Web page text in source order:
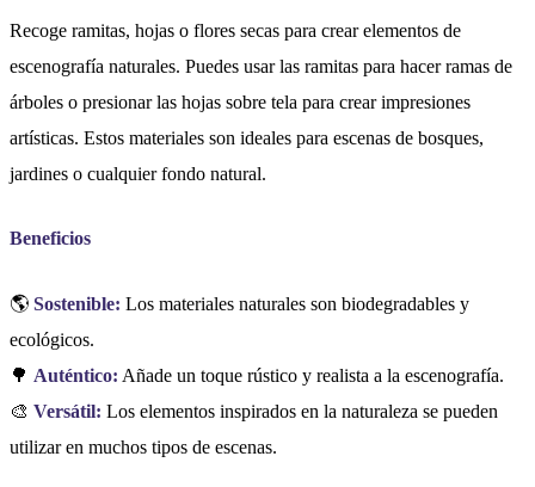
Recoge ramitas, hojas o flores secas para crear elementos de
escenografía naturales. Puedes usar las ramitas para hacer ramas de
árboles o presionar las hojas sobre tela para crear impresiones
artísticas. Estos materiales son ideales para escenas de bosques,
jardines o cualquier fondo natural.
Beneficios
🌎 Sostenible: Los materiales naturales son biodegradables y
ecológicos.
🌳 Auténtico: Añade un toque rústico y realista a la escenografía.
🎨 Versátil: Los elementos inspirados en la naturaleza se pueden
utilizar en muchos tipos de escenas.